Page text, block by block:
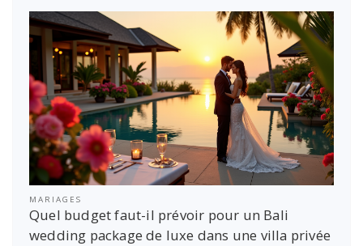
thermique
:
le
calcul
simple
pour
bien
choisir
MARIAGES
Quel budget faut-il prévoir pour un Bali
wedding package de luxe dans une villa privée